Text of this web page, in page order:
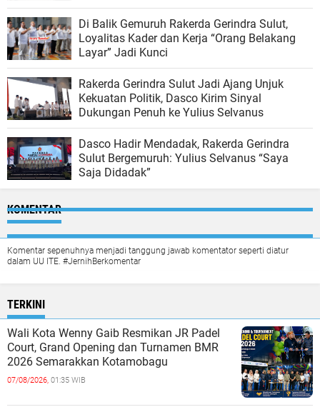
Di Balik Gemuruh Rakerda Gerindra Sulut,
Loyalitas Kader dan Kerja “Orang Belakang
Layar” Jadi Kunci
Rakerda Gerindra Sulut Jadi Ajang Unjuk
Kekuatan Politik, Dasco Kirim Sinyal
Dukungan Penuh ke Yulius Selvanus
Dasco Hadir Mendadak, Rakerda Gerindra
Sulut Bergemuruh: Yulius Selvanus “Saya
Saja Didadak”
KOMENTAR
Komentar sepenuhnya menjadi tanggung jawab komentator seperti diatur
dalam UU ITE. #JernihBerkomentar
TERKINI
Wali Kota Wenny Gaib Resmikan JR Padel
Court, Grand Opening dan Turnamen BMR
2026 Semarakkan Kotamobagu
07/08/2026, 01:35 WIB